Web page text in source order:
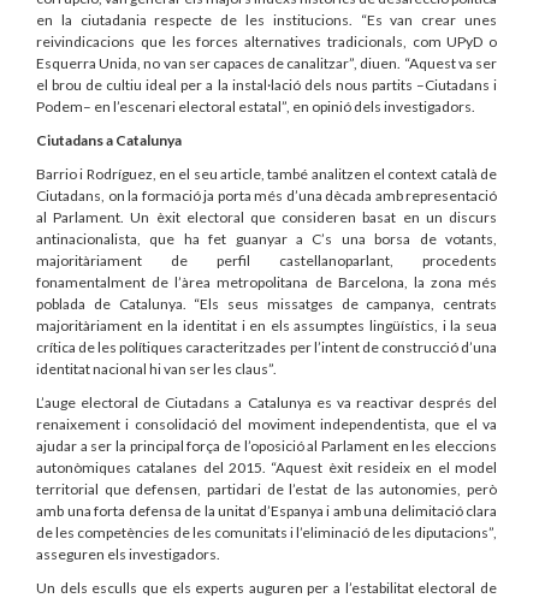
en la ciutadania respecte de les institucions. “Es van crear unes
reivindicacions que les forces alternatives tradicionals, com UPyD o
Esquerra Unida, no van ser capaces de canalitzar”, diuen. “Aquest va ser
el brou de cultiu ideal per a la instal·lació dels nous partits –Ciutadans i
Podem– en l’escenari electoral estatal”, en opinió dels investigadors.
Ciutadans a Catalunya
Barrio i Rodríguez, en el seu article, també analitzen el context català de
Ciutadans, on la formació ja porta més d’una dècada amb representació
al Parlament. Un èxit electoral que consideren basat en un discurs
antinacionalista, que ha fet guanyar a C’s una borsa de votants,
majoritàriament de perfil castellanoparlant, procedents
fonamentalment de l’àrea metropolitana de Barcelona, la zona més
poblada de Catalunya. “Els seus missatges de campanya, centrats
majoritàriament en la identitat i en els assumptes lingüístics, i la seua
crítica de les polítiques caracteritzades per l’intent de construcció d’una
identitat nacional hi van ser les claus”.
L’auge electoral de Ciutadans a Catalunya es va reactivar després del
renaixement i consolidació del moviment independentista, que el va
ajudar a ser la principal força de l’oposició al Parlament en les eleccions
autonòmiques catalanes del 2015. “Aquest èxit resideix en el model
territorial que defensen, partidari de l’estat de las autonomies, però
amb una forta defensa de la unitat d’Espanya i amb una delimitació clara
de les competències de les comunitats i l’eliminació de les diputacions”,
asseguren els investigadors.
Un dels esculls que els experts auguren per a l’estabilitat electoral de